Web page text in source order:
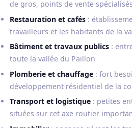
de gros, points de vente spécialisés
Restauration et cafés :
travailleurs et les habitants de la
Bâtiment et travaux publics :
toute la vallée du Paillon
Plomberie et chauffage : fort
développement résidentiel de la
Transport et logistique : petites
situées sur cet axe routier